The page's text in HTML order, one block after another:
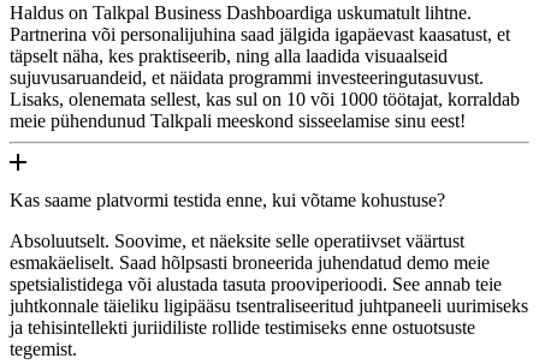
Haldus on Talkpal Business Dashboardiga uskumatult lihtne.
Partnerina või personalijuhina saad jälgida igapäevast kaasatust, et
täpselt näha, kes praktiseerib, ning alla laadida visuaalseid
sujuvusaruandeid, et näidata programmi investeeringutasuvust.
Lisaks, olenemata sellest, kas sul on 10 või 1000 töötajat, korraldab
meie pühendunud Talkpali meeskond sisseelamise sinu eest!
Kas saame platvormi testida enne, kui võtame kohustuse?
Absoluutselt. Soovime, et näeksite selle operatiivset väärtust
esmakäeliselt. Saad hõlpsasti broneerida juhendatud demo meie
spetsialistidega või alustada tasuta prooviperioodi. See annab teie
juhtkonnale täieliku ligipääsu tsentraliseeritud juhtpaneeli uurimiseks
ja tehisintellekti juriidiliste rollide testimiseks enne ostuotsuste
tegemist.